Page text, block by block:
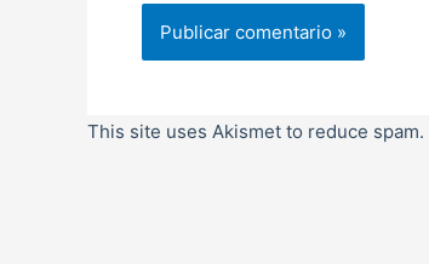
This site uses Akismet to reduce spam.